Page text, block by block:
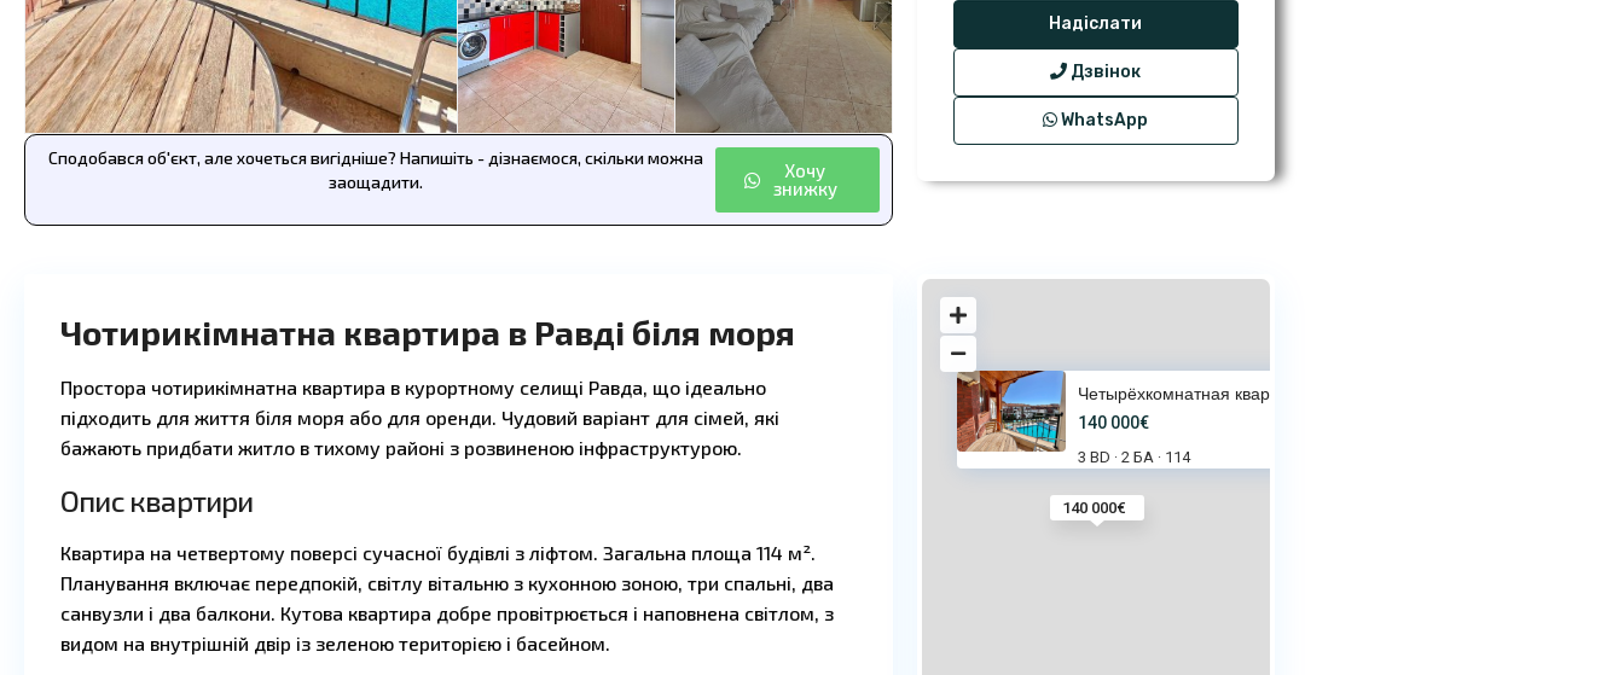
Сподобався об'єкт, але хочеться вигідніше? Напишіть - дізнаємося, скільки можна
заощадити.
Хочу
знижку
Дзвінок
WhatsApp
Чотирикімнатна квартира в Равді біля моря
Простора чотирикімнатна квартира в курортному селищі Равда, що ідеально
підходить для життя біля моря або для оренди. Чудовий варіант для сімей, які
бажають придбати житло в тихому районі з розвиненою інфраструктурою.
Опис квартири
Квартира на четвертому поверсі сучасної будівлі з ліфтом. Загальна площа 114 м².
Планування включає передпокій, світлу вітальню з кухонною зоною, три спальні, два
санвузли і два балкони. Кутова квартира добре провітрюється і наповнена світлом, з
видом на внутрішній двір із зеленою територією і басейном.
140 000€
Четырёхкомнатная квартира в Ра
140 000€
3 BD · 2 БА · 114